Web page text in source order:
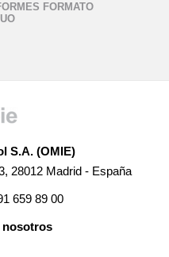
FORMATO
S.A. (OMIE)
28012 Madrid - España
659 89 00
nosotros